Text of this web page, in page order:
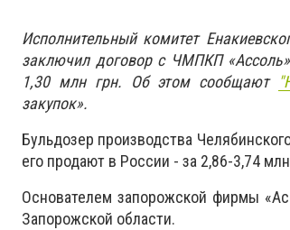
Исполнительный комитет
заключил договор с ЧМПКП
1,30 млн грн. Об этом сообщают
закупок».
Бульдозер производства
его продают в России - за 2,86-3,74
Основателем запорожской фирмы
Запорожской области.